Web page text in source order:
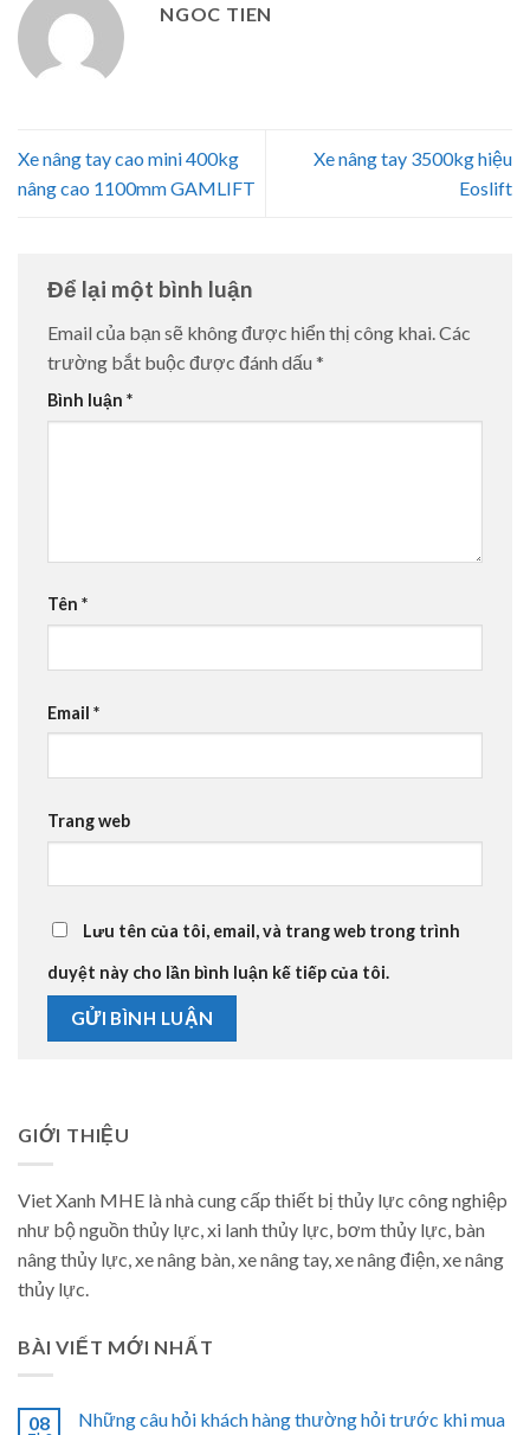
NGOC TIEN
Xe nâng tay cao mini 400kg
nâng cao 1100mm GAMLIFT
Xe nâng tay 3500kg hiệu
Eoslift
Để lại một bình luận
Email của bạn sẽ không được hiển thị công khai.Các
trường bắt buộc được đánh dấu *
Bình luận *
Tên *
Email *
Trang web
Lưu tên của tôi, email, và trang web trong trình
duyệt này cho lần bình luận kế tiếp của tôi.
GIỚI THIỆU
Viet Xanh MHE là nhà cung cấp thiết bị thủy lực công nghiệp
như bộ nguồn thủy lực, xi lanh thủy lực, bơm thủy lực, bàn
nâng thủy lực, xe nâng bàn, xe nâng tay, xe nâng điện, xe nâng
thủy lực.
BÀI VIẾT MỚI NHẤT
08
Những câu hỏi khách hàng thường hỏi trước khi mua